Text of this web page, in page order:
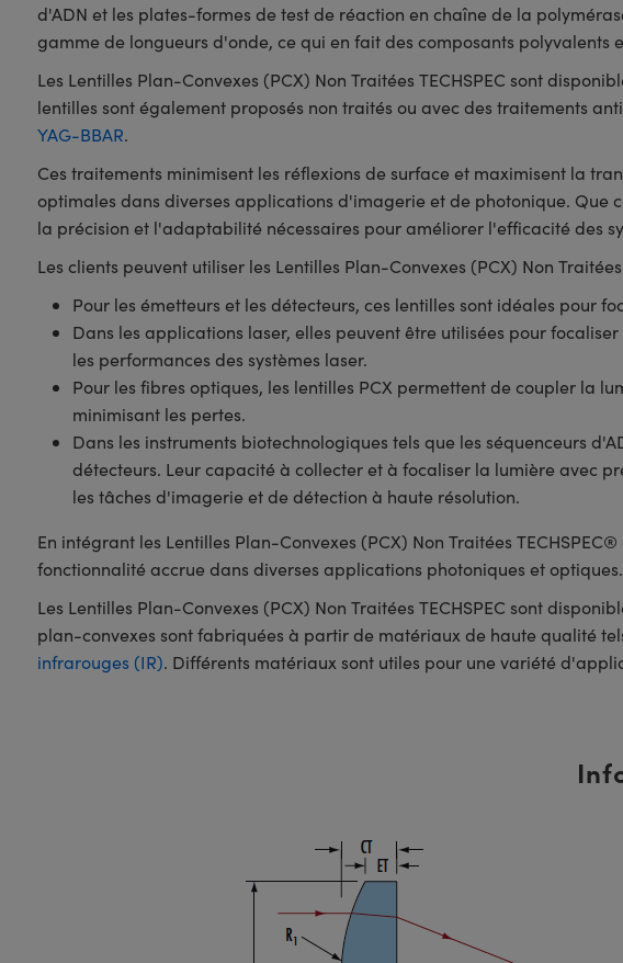
d'ADN et les plates-formes de test de réaction en chaîne de la
gamme de longueurs d'onde, ce qui en fait des composants polyvalents
Les Lentilles Plan-Convexes (PCX) Non Traitées TECHSPEC sont
lentilles sont également proposés non traités ou avec des traitements
YAG-BBAR.
Ces traitements minimisent les réflexions de surface et maximisent la
optimales dans diverses applications d'imagerie et de photonique. Que
la précision et l'adaptabilité nécessaires pour améliorer l'efficacité des
Les clients peuvent utiliser les Lentilles Plan-Convexes (PCX) Non
Pour les émetteurs et les détecteurs, ces lentilles sont idéales pour
Dans les applications laser, elles peuvent être utilisées pour
les performances des systèmes laser.
Pour les fibres optiques, les lentilles PCX permettent de coupler la
minimisant les pertes.
Dans les instruments biotechnologiques tels que les séquenceurs
détecteurs. Leur capacité à collecter et à focaliser la lumière avec
les tâches d'imagerie et de détection à haute résolution.
En intégrant les Lentilles Plan-Convexes (PCX) Non Traitées
fonctionnalité accrue dans diverses applications photoniques et optiques.
Les Lentilles Plan-Convexes (PCX) Non Traitées TECHSPEC sont
plan-convexes sont fabriquées à partir de matériaux de haute qualité
infrarouges (IR). Différents matériaux sont utiles pour une variété